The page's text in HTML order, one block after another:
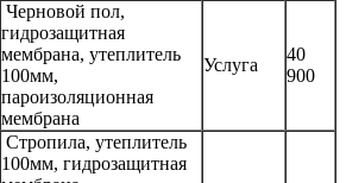
Черновой пол,
гидрозащитная
мембрана, утеплитель
100мм,
пароизоляционная
мембрана
Услуга
40
900
Стропила, утеплитель
100мм, гидрозащитная